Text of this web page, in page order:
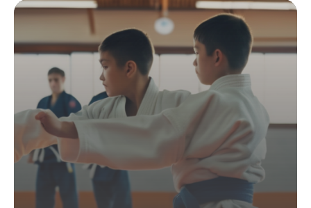
Kano
19 juin 2026